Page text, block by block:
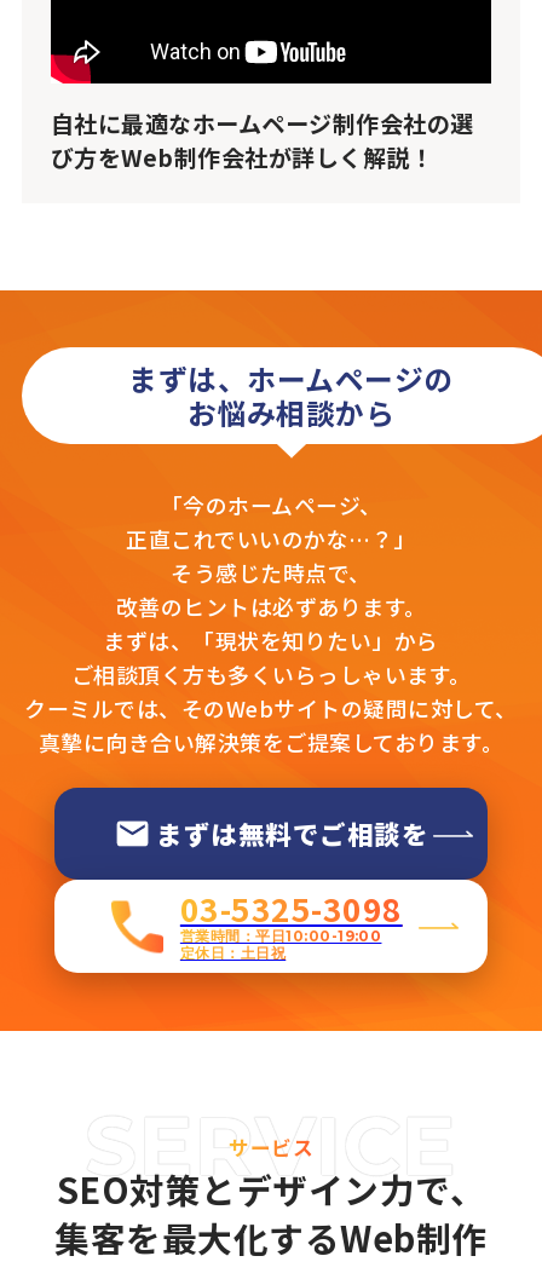
自社に最適なホームページ制作会社の選
び方をWeb制作会社が詳しく解説！
まずは、ホームページの
お悩み相談から
「今のホームページ、
正直これでいいのかな…？」
そう感じた時点で、
改善のヒントは必ずあります。
まずは、「現状を知りたい」から
ご相談頂く方も多くいらっしゃいます。
クーミルでは、そのWebサイトの疑問に対して、
真摯に向き合い解決策をご提案しております。
まずは無料でご相談を
03-5325-3098
営業時間：平日10:00-19:00
定休日：土日祝
サービス
SEO対策とデザイン力で、
集客を最大化するWeb制作